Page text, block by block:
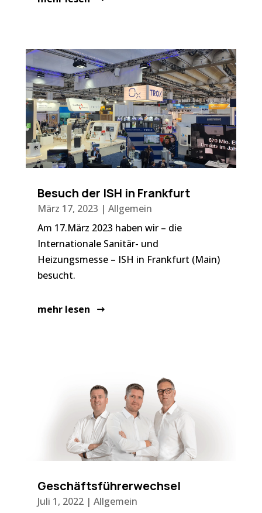
Besuch der ISH in Frankfurt
März 17, 2023 | Allgemein
Am 17.März 2023 haben wir – die
Internationale Sanitär- und
Heizungsmesse – ISH in Frankfurt (Main)
besucht.
mehr lesen
Geschäftsführerwechsel
Juli 1, 2022| Allgemein